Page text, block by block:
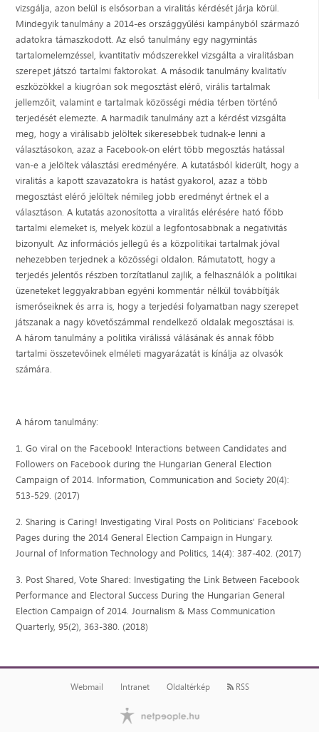
vizsgálja, azon belül is elsősorban a viralitás kérdését járja körül.
Mindegyik tanulmány a 2014-es országgyűlési kampányból származó
adatokra támaszkodott. Az első tanulmány egy nagymintás
tartalomelemzéssel, kvantitatív módszerekkel vizsgálta a viralitásban
szerepet játszó tartalmi faktorokat. A második tanulmány kvalitatív
eszközökkel a kiugróan sok megosztást elérő, virális tartalmak
jellemzőit, valamint e tartalmak közösségi média térben történő
terjedését elemezte. A harmadik tanulmány azt a kérdést vizsgálta
meg, hogy a virálisabb jelöltek sikeresebbek tudnak-e lenni a
választásokon, azaz a Facebook-on elért több megosztás hatással
van-e a jelöltek választási eredményére. A kutatásból kiderült, hogy a
viralitás a kapott szavazatokra is hatást gyakorol, azaz a több
megosztást elérő jelöltek némileg jobb eredményt értnek el a
választáson. A kutatás azonosította a viralitás elérésére ható főbb
tartalmi elemeket is, melyek közül a legfontosabbnak a negativitás
bizonyult. Az információs jellegű és a közpolitikai tartalmak jóval
nehezebben terjednek a közösségi oldalon. Rámutatott, hogy a
terjedés jelentős részben torzítatlanul zajlik, a felhasználók a politikai
üzeneteket leggyakrabban egyéni kommentár nélkül továbbítják
ismerőseiknek és arra is, hogy a terjedési folyamatban nagy szerepet
játszanak a nagy követőszámmal rendelkező oldalak megosztásai is.
A három tanulmány a politika virálissá válásának és annak főbb
tartalmi összetevőinek elméleti magyarázatát is kínálja az olvasók
számára.
A három tanulmány:
1. Go viral on the Facebook! Interactions between Candidates and
Followers on Facebook during the Hungarian General Election
Campaign of 2014. Information, Communication and Society 20(4):
513-529. (2017)
2. Sharing is Caring! Investigating Viral Posts on Politicians' Facebook
Pages during the 2014 General Election Campaign in Hungary.
Journal of Information Technology and Politics, 14(4): 387-402. (2017)
3. Post Shared, Vote Shared: Investigating the Link Between Facebook
Performance and Electoral Success During the Hungarian General
Election Campaign of 2014. Journalism & Mass Communication
Quarterly, 95(2), 363-380. (2018)
Webmail Intranet Oldaltérkép RSS